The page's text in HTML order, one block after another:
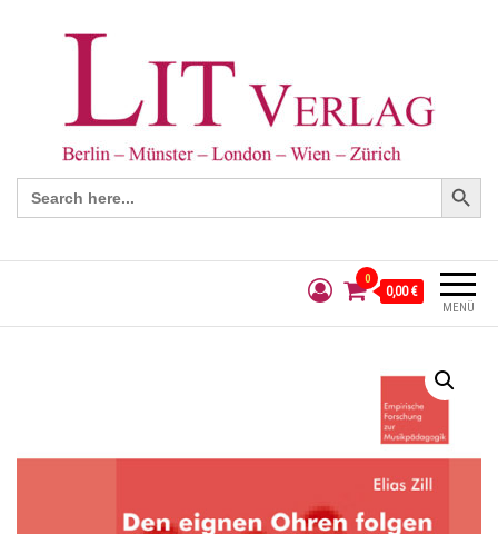
Search
for:
Search Button
MENÜ
0
0,00 €